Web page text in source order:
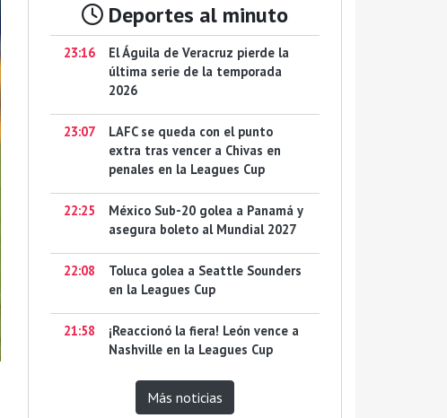
Deportes al minuto
23:16
El Águila de Veracruz pierde la
última serie de la temporada
2026
23:07
LAFC se queda con el punto
extra tras vencer a Chivas en
penales en la Leagues Cup
22:25
México Sub-20 golea a Panamá y
asegura boleto al Mundial 2027
22:08
Toluca golea a Seattle Sounders
en la Leagues Cup
21:58
¡Reaccionó la fiera! León vence a
Nashville en la Leagues Cup
Más noticias